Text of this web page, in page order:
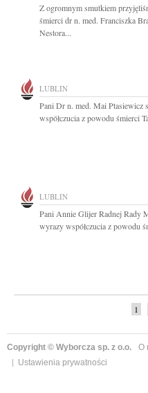
Z ogromnym smutkiem
śmierci dr n. med. Franciszka
Nestora...
LUBLIN
Pani Dr n. med. Mai Ptasiewicz
współczucia z powodu śmierci
LUBLIN
Pani Annie Glijer Radnej Rady
wyrazy współczucia z powodu
1
Copyright © Wyborcza sp. z o.o. O
Ustawienia prywatności